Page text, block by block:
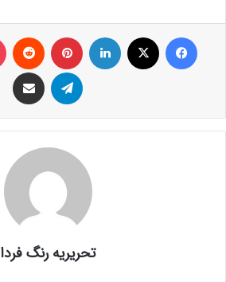
تحریریه رنگ فردا